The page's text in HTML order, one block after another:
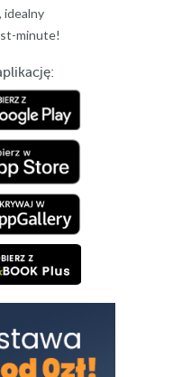
idealny
minute!